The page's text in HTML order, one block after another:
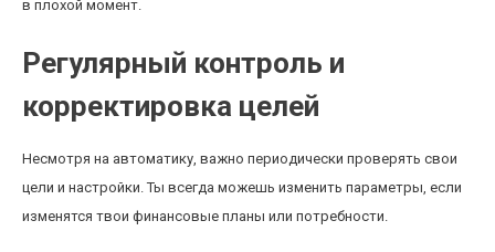
в плохой момент.
Регулярный контроль и
корректировка целей
Несмотря на автоматику, важно периодически проверять свои
цели и настройки. Ты всегда можешь изменить параметры, если
изменятся твои финансовые планы или потребности.